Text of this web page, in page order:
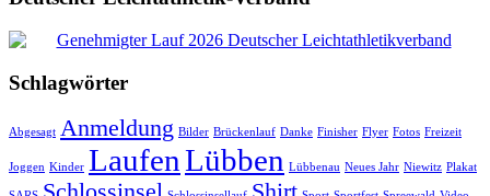
Schlagwörter
Abgesagt Anmeldung Bilder Brückenlauf Danke Finisher Flyer Fotos Freizeit
Joggen Kinder LaufenLübben Lübbenau Neues Jahr Niewitz Plakat